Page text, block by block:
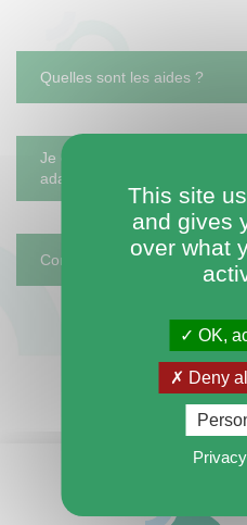
Quelles sont les aides ?
Je cherche une solution
adapté
Construire mon parcours
This site
and gives
over what
OK,
Deny